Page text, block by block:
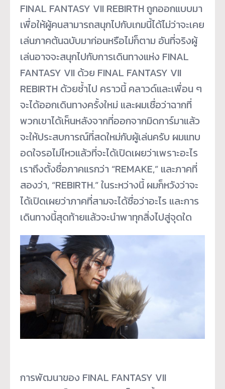
FINAL FANTASY VII REBIRTH ถูกออกแบบมา
เพื่อให้ผู้คนสามารถสนุกไปกับเกมนี้ได้ไม่ว่าจะเคย
เล่นภาคต้นฉบับมาก่อนหรือไม่ก็ตาม อันที่จริงผู้
เล่นอาจจะสนุกไปกับการเดินทางแห่ง FINAL
FANTASY VII ด้วย FINAL FANTASY VII
REBIRTH ด้วยซ้ำไป คราวนี้ คลาวด์และเพื่อน ๆ
จะได้ออกเดินทางครั้งใหม่ และผมเชื่อว่าฉากที่
พวกเขาได้เห็นหลังจากที่ออกจากมิดการ์มาแล้ว
จะให้ประสบการณ์ที่สดใหม่กับผู้เล่นครับ ผมแทบ
อดใจรอไม่ไหวแล้วที่จะได้เปิดเผยว่าเพราะอะไร
เราถึงตั้งชื่อภาคแรกว่า “REMAKE,” และภาคที่
สองว่า, “REBIRTH.” ในระหว่างนี้ ผมก็หวังว่าจะ
ได้เปิดเผยว่าภาคที่สามจะได้ชื่อว่าอะไร และการ
เดินทางนี้สุดท้ายแล้วจะนำพาทุกสิ่งไปสู่จุดใด
การพัฒนาของ FINAL FANTASY VII